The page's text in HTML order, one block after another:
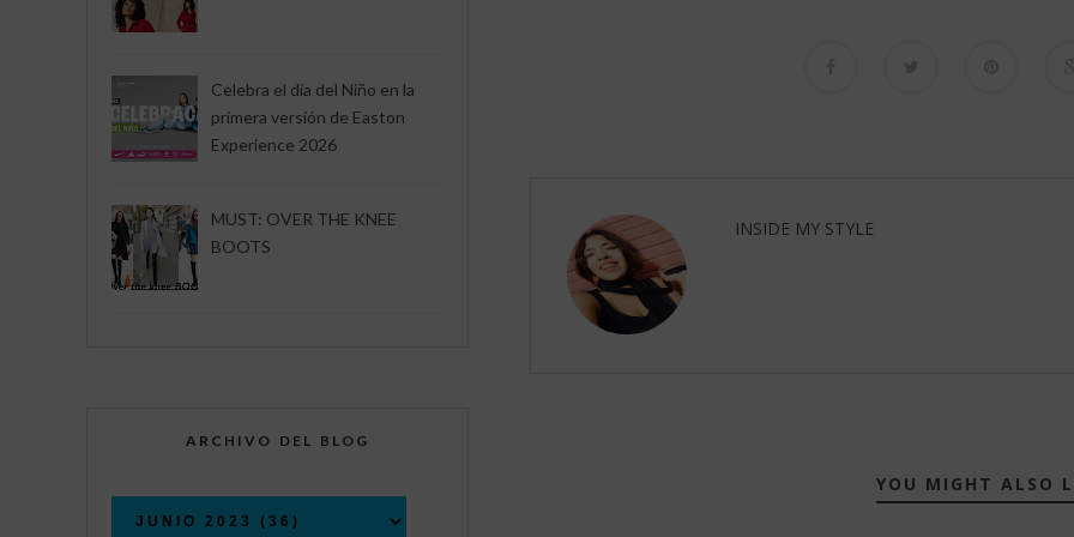
INSIDE MY STYLE
YOU MIGHT ALSO
Celebra el día del Niño en la
primera versión de Easton
Experience 2026
MUST: OVER THE KNEE
BOOTS
ARCHIVO DEL BLOG